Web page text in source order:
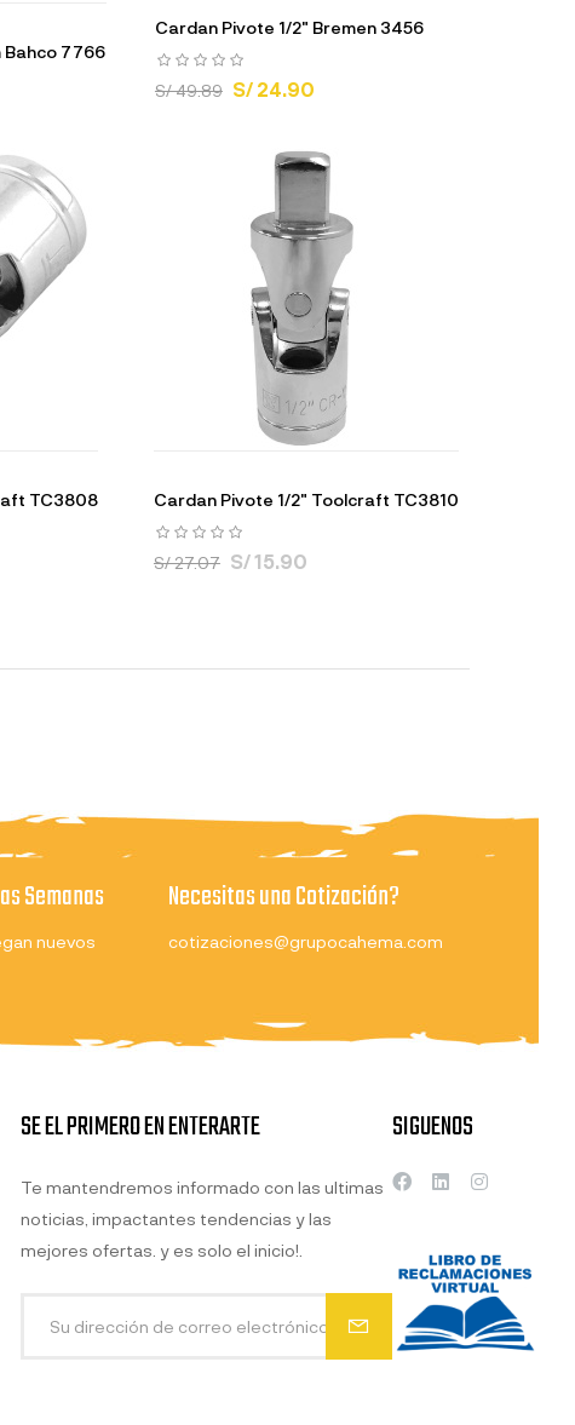
Bahco 7766
Cardan Pivote 1/2" Bremen 3456
S/ 49.89 S/ 24.90
TC3808 Cardan Pivote 1/2" Toolcraft TC3810
S/ 27.07 S/ 15.90
Semanas
nuevos
Necesitas una Cotización?
cotizaciones@grupocahema.com
SE EL PRIMERO EN ENTERARTE
Te mantendremos informado con las ultimas
noticias, impactantes tendencias y las
mejores ofertas. y es solo el inicio!.
SIGUENOS